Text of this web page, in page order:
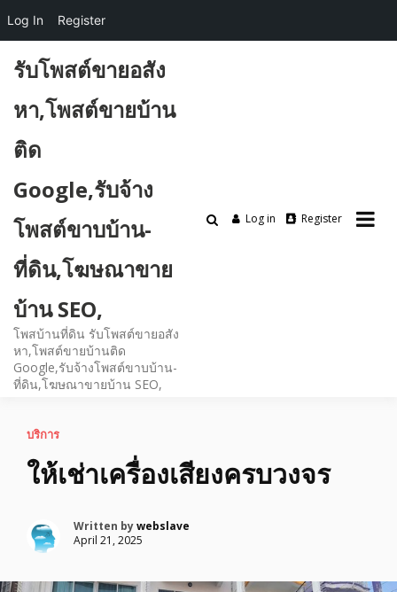
content
รับโพสต์ขายอสัง
หา,โพสต์ขายบ้าน
ติด
Google,รับจ้าง
โพสต์ขาบบ้าน-
ที่ดิน,โฆษณาขาย
บ้าน SEO,
โพสบ้านที่ดิน รับโพสต์ขายอสัง
หา,โพสต์ขายบ้านติด
Google,รับจ้างโพสต์ขาบบ้าน-
ที่ดิน,โฆษณาขายบ้าน SEO,
Log in Register
บริการ
ให้เช่าเครื่องเสียงครบวงจร
Written bywebslave
April 21, 2025
Log In Register